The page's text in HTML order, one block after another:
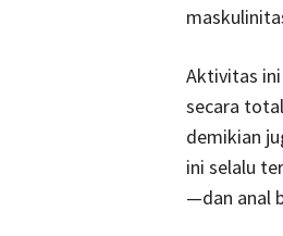
Aktivitas
secara
demikian
ini selalu
—dan anal